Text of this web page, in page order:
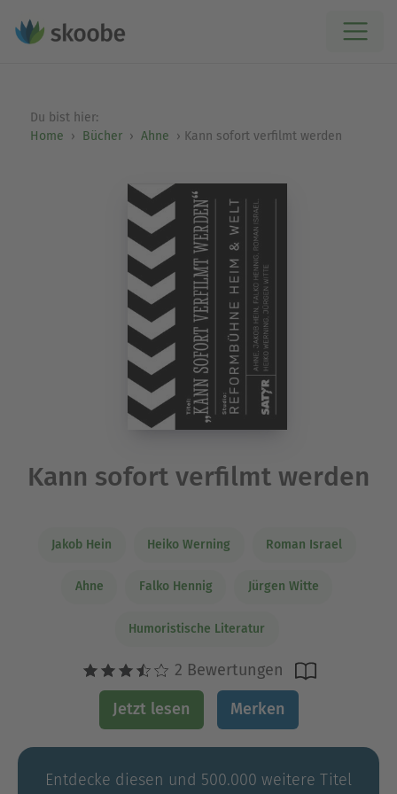
Du bist hier:
Home
Bücher Ahne Kann sofort verfilmt werden
Kann sofort verfilmt werden
Jakob Hein Heiko Werning Roman Israel
Ahne Falko Hennig Jürgen Witte
Humoristische Literatur
2 Bewertungen
Jetzt lesen Merken
Entdecke diesen und 500.000 weitere Titel